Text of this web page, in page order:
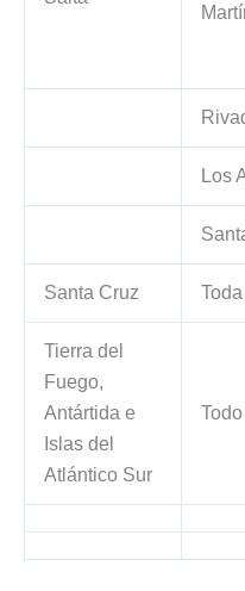
Los
Santa Cruz
Tierra del
Fuego,
Antártida e
Islas del
Atlántico Sur